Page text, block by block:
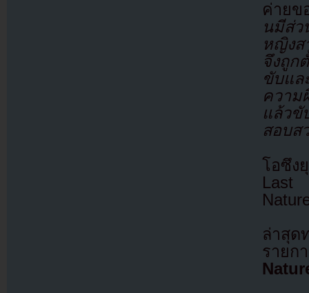
ค่ายข
นมีส่ว
หญิงส
จึงถูก
ขับแล
ความ
แล้วขั
สอบส
โอซึง
Last
ล่าสุด
ราย